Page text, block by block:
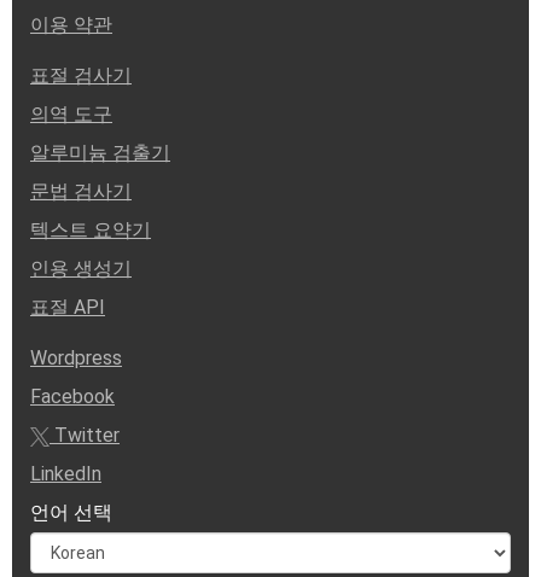
이용 약관
표절 검사기
의역 도구
알루미늄 검출기
문법 검사기
텍스트 요약기
인용 생성기
표절 API
Wordpress
Facebook
Twitter
LinkedIn
언어 선택